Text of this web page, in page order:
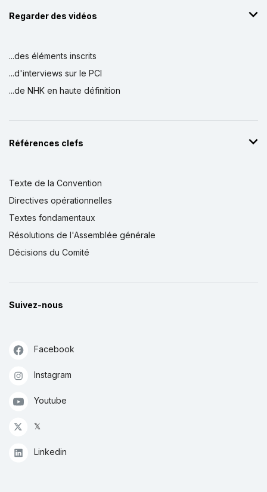
Regarder des vidéos
...des éléments inscrits
...d'interviews sur le PCI
...de NHK en haute définition
Références clefs
Texte de la Convention
Directives opérationnelles
Textes fondamentaux
Résolutions de l'Assemblée générale
Décisions du Comité
Suivez-nous
Facebook
Instagram
Youtube
𝕏
Linkedin